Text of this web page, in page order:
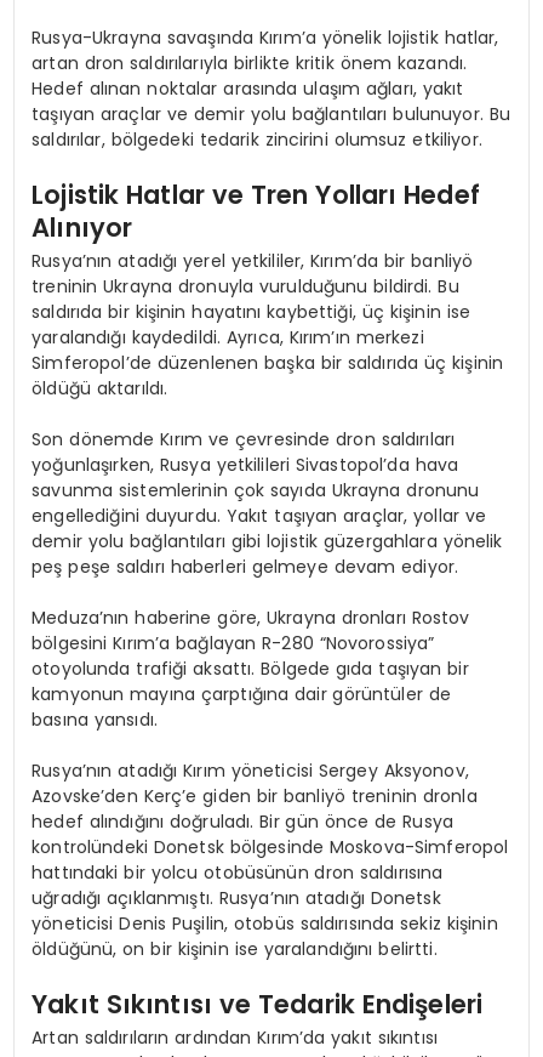
Rusya-Ukrayna savaşında Kırım’a yönelik lojistik hatlar,
artan dron saldırılarıyla birlikte kritik önem kazandı.
Hedef alınan noktalar arasında ulaşım ağları, yakıt
taşıyan araçlar ve demir yolu bağlantıları bulunuyor. Bu
saldırılar, bölgedeki tedarik zincirini olumsuz etkiliyor.
Lojistik Hatlar ve Tren Yolları Hedef
Alınıyor
Rusya’nın atadığı yerel yetkililer, Kırım’da bir banliyö
treninin Ukrayna dronuyla vurulduğunu bildirdi. Bu
saldırıda bir kişinin hayatını kaybettiği, üç kişinin ise
yaralandığı kaydedildi. Ayrıca, Kırım’ın merkezi
Simferopol’de düzenlenen başka bir saldırıda üç kişinin
öldüğü aktarıldı.
Son dönemde Kırım ve çevresinde dron saldırıları
yoğunlaşırken, Rusya yetkilileri Sivastopol’da hava
savunma sistemlerinin çok sayıda Ukrayna dronunu
engellediğini duyurdu. Yakıt taşıyan araçlar, yollar ve
demir yolu bağlantıları gibi lojistik güzergahlara yönelik
peş peşe saldırı haberleri gelmeye devam ediyor.
Meduza’nın haberine göre, Ukrayna dronları Rostov
bölgesini Kırım’a bağlayan R-280 “Novorossiya”
otoyolunda trafiği aksattı. Bölgede gıda taşıyan bir
kamyonun mayına çarptığına dair görüntüler de
basına yansıdı.
Rusya’nın atadığı Kırım yöneticisi Sergey Aksyonov,
Azovske’den Kerç’e giden bir banliyö treninin dronla
hedef alındığını doğruladı. Bir gün önce de Rusya
kontrolündeki Donetsk bölgesinde Moskova-Simferopol
hattındaki bir yolcu otobüsünün dron saldırısına
uğradığı açıklanmıştı. Rusya’nın atadığı Donetsk
yöneticisi Denis Puşilin, otobüs saldırısında sekiz kişinin
öldüğünü, on bir kişinin ise yaralandığını belirtti.
Yakıt Sıkıntısı ve Tedarik Endişeleri
Artan saldırıların ardından Kırım’da yakıt sıkıntısı